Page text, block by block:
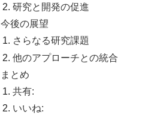
研究と開発の促進
今後の展望
さらなる研究課題
他のアプローチとの統合
まとめ
共有:
いいね: